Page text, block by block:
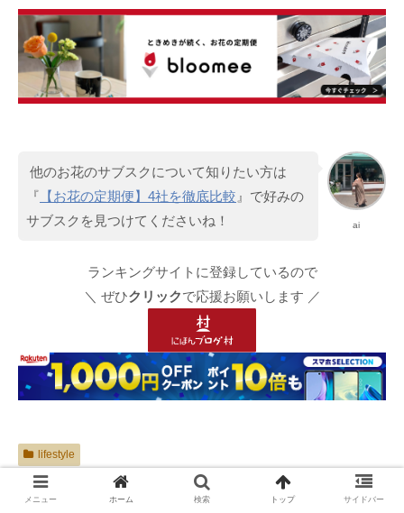
ai
他のお花のサブスクについて知りたい方は
『 【お花の定期便】4社を徹底比較 』で好みの
サブスクを見つけてくださいね！
ランキングサイトに登録しているので
＼ ぜひクリックで応援お願いします ／
lifestyle
bloomee お花 お花のある暮らし
お花のサブスク
メニュー ホーム 検索 トップ サイドバー